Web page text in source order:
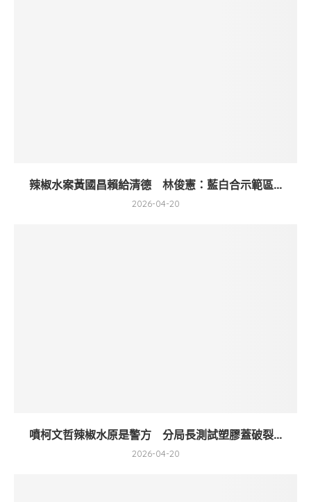
辣椒水案黃國昌賴給清德 林俊憲：藍白合示範區...
2026-04-20
噴柯文哲辣椒水原是警方 分局長測試塑膠蓋破裂...
2026-04-20